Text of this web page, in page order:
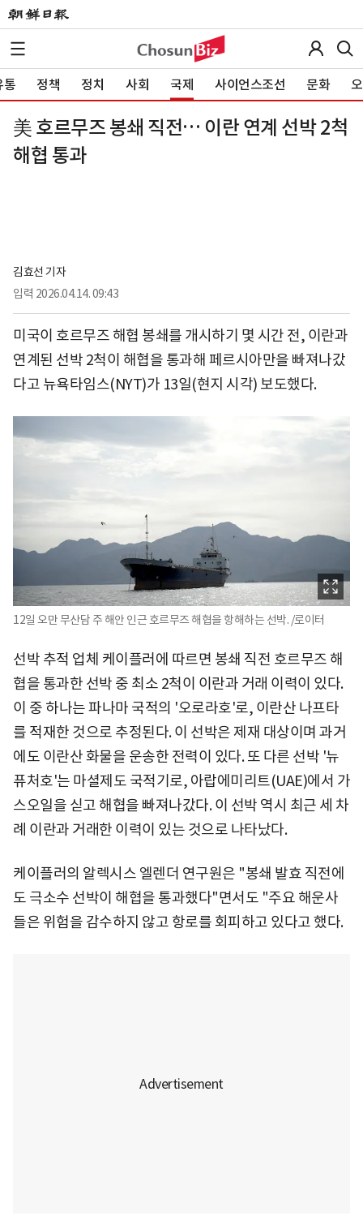
통 정책 정치 사회 국제 사이언스조선 문화
美 호르무즈 봉쇄 직전… 이란 연계 선박 2척
해협 통과
김효선 기자
입력 2026.04.14. 09:43
미국이 호르무즈 해협 봉쇄를 개시하기 몇 시간 전, 이란과
연계된 선박 2척이 해협을 통과해 페르시아만을 빠져나갔
다고 뉴욕타임스(NYT)가 13일(현지 시각) 보도했다.
12일 오만 무산담 주 해안 인근 호르무즈 해협을 항해하는 선박. /로이터
선박 추적 업체 케이플러에 따르면 봉쇄 직전 호르무즈 해
협을 통과한 선박 중 최소 2척이 이란과 거래 이력이 있다.
이 중 하나는 파나마 국적의 '오로라호'로, 이란산 나프타
를 적재한 것으로 추정된다. 이 선박은 제재 대상이며 과거
에도 이란산 화물을 운송한 전력이 있다. 또 다른 선박 '뉴
퓨처호'는 마셜제도 국적기로, 아랍에미리트(UAE)에서 가
스오일을 싣고 해협을 빠져나갔다. 이 선박 역시 최근 세 차
례 이란과 거래한 이력이 있는 것으로 나타났다.
케이플러의 알렉시스 엘렌더 연구원은 "봉쇄 발효 직전에
도 극소수 선박이 해협을 통과했다"면서도 "주요 해운사
들은 위험을 감수하지 않고 항로를 회피하고 있다고 했다.